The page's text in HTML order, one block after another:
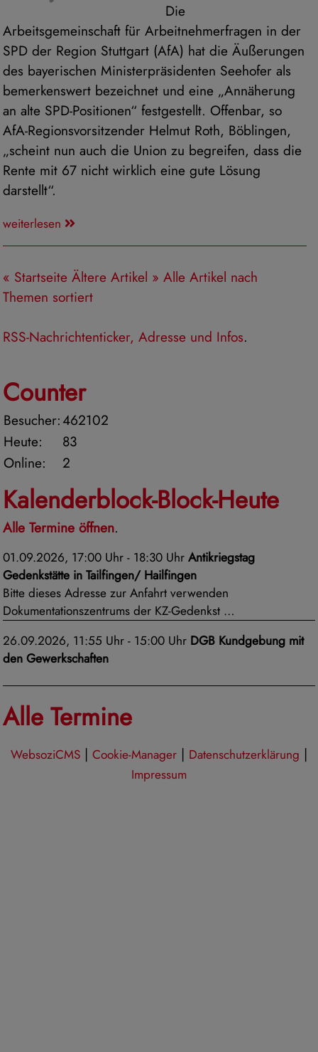
Die
Arbeitsgemeinschaft für Arbeitnehmerfragen in der
SPD der Region Stuttgart (AfA) hat die Äußerungen
des bayerischen Ministerpräsidenten Seehofer als
bemerkenswert bezeichnet und eine „Annäherung
an alte SPD-Positionen“ festgestellt. Offenbar, so
AfA-Regionsvorsitzender Helmut Roth, Böblingen,
„scheint nun auch die Union zu begreifen, dass die
Rente mit 67 nicht wirklich eine gute Lösung
darstellt“.
weiterlesen
« Startseite Ältere Artikel » Alle Artikel nach
Themen sortiert
RSS-Nachrichtenticker, Adresse und Infos.
Counter
Besucher:462102
Heute:
83
Online:
2
Kalenderblock-Block-Heute
Alle Termine öffnen.
01.09.2026, 17:00 Uhr - 18:30 Uhr Antikriegstag
Gedenkstätte in Tailfingen/ Hailfingen
Bitte dieses Adresse zur Anfahrt verwenden
Dokumentationszentrums der KZ-Gedenkst …
26.09.2026, 11:55 Uhr - 15:00 Uhr DGB Kundgebung mit
den Gewerkschaften
Alle Termine
WebsoziCMS | Cookie-Manager | Datenschutzerklärung |
Impressum